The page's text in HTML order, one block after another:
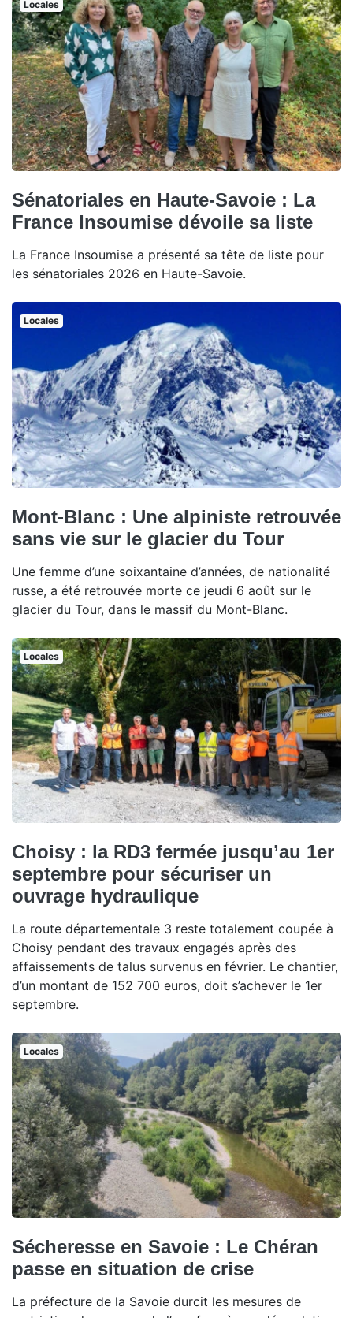
Locales
Sénatoriales en Haute-Savoie : La
France Insoumise dévoile sa liste
La France Insoumise a présenté sa tête de liste pour
les sénatoriales 2026 en Haute-Savoie.
Locales
Mont-Blanc : Une alpiniste retrouvée
sans vie sur le glacier du Tour
Une femme d’une soixantaine d’années, de nationalité
russe, a été retrouvée morte ce jeudi 6 août sur le
glacier du Tour, dans le massif du Mont-Blanc.
Locales
Choisy : la RD3 fermée jusqu’au 1er
septembre pour sécuriser un
ouvrage hydraulique
La route départementale 3 reste totalement coupée à
Choisy pendant des travaux engagés après des
affaissements de talus survenus en février. Le chantier,
d’un montant de 152 700 euros, doit s’achever le 1er
septembre.
Locales
Sécheresse en Savoie : Le Chéran
passe en situation de crise
La préfecture de la Savoie durcit les mesures de